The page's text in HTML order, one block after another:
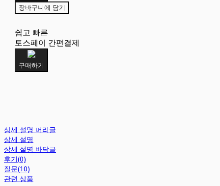
장바구니에 담기
쉽고 빠른
토스페이 간편결제
구매하기
상세 설명 머리글
상세 설명
상세 설명 바닥글
후기(0)
질문(10)
관련 상품